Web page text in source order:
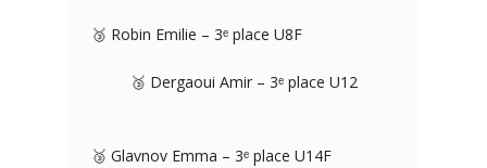
🥉 Robin Emilie – 3ᵉ place U8F
🥉 Dergaoui Amir – 3ᵉ place U12
🥉 Glavnov Emma – 3ᵉ place U14F